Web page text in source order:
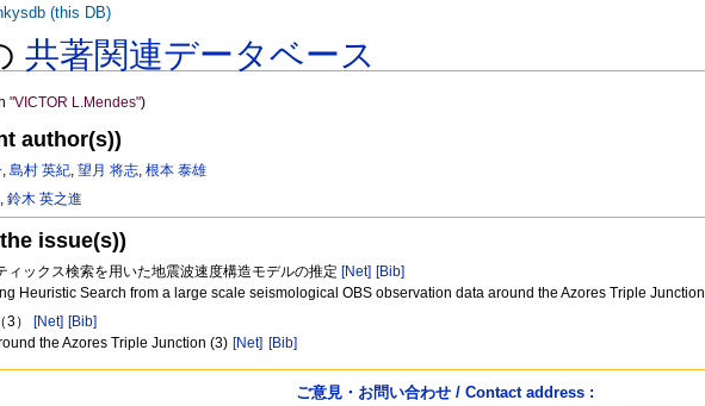
共著関連データベース
"VICTOR L.Mendes")
author(s))
,島村 英紀,望月 将志,根本 泰雄
,鈴木 英之進
issue(s))
ックス検索を用いた地震波速度構造モデルの推定 [Net] [Bib]
Heuristic Search from a large scale seismological OBS observation data around the Azores Triple Junction
3） [Net] [Bib]
the Azores Triple Junction (3) [Net] [Bib]
(this DB)
ご意見・お問い合わせ / Contact address :